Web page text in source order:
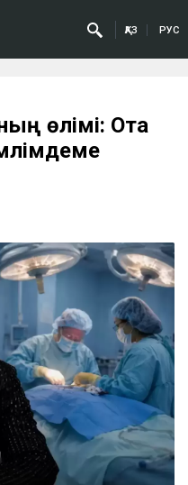
ҚАЗ РУС
өлімі: Ота